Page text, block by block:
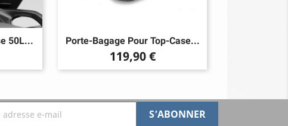
50L... Porte-Bagage Pour Top-Case...
Prix
119,90 €